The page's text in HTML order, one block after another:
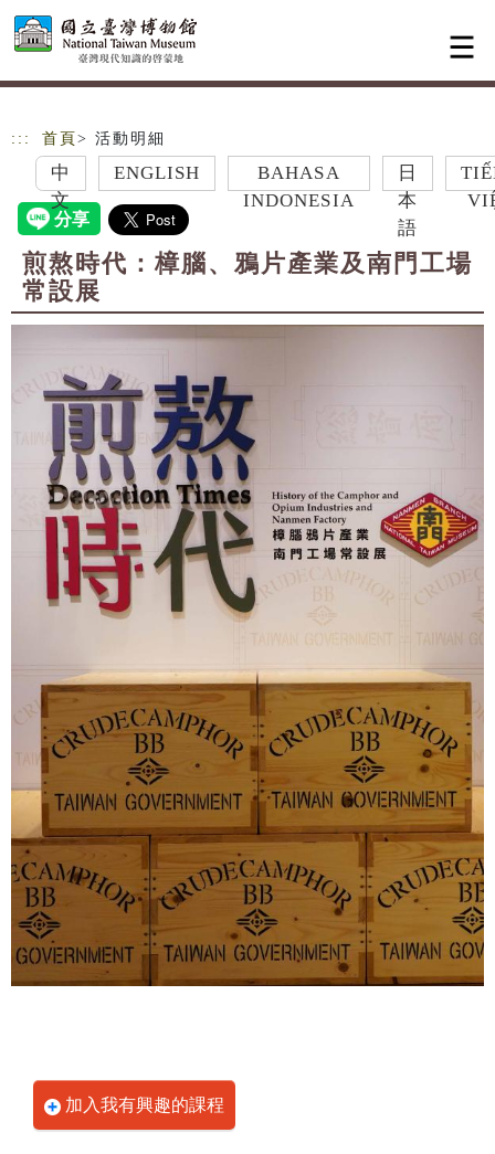
跳到主要內容
網站導覽
::: 首頁 > 活動明細
中
文
ENGLISH
BAHASA
INDONESIA
日
本
TIẾNG
VIỆT
煎熬時代：樟腦、鴉片產業及南門工場
常設展
加入我有興趣的課程